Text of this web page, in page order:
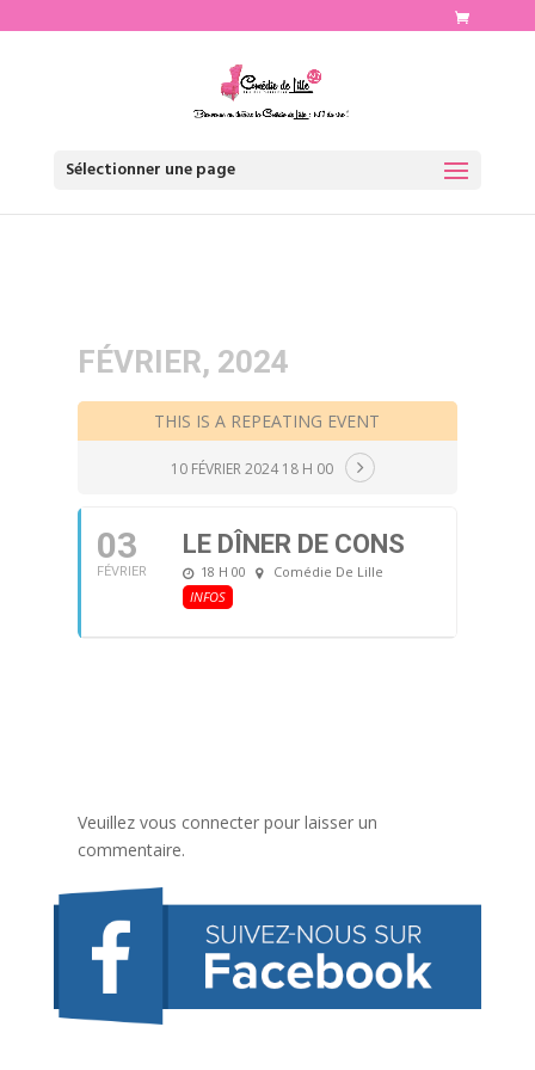
Sélectionner une page
FÉVRIER, 2024
THIS IS A REPEATING EVENT
10 FÉVRIER 2024 18 H 00
03
FÉVRIER
LE DÎNER DE CONS
18 H 00
Comédie De Lille
INFOS
Veuillez vous connecter pour laisser un
commentaire.